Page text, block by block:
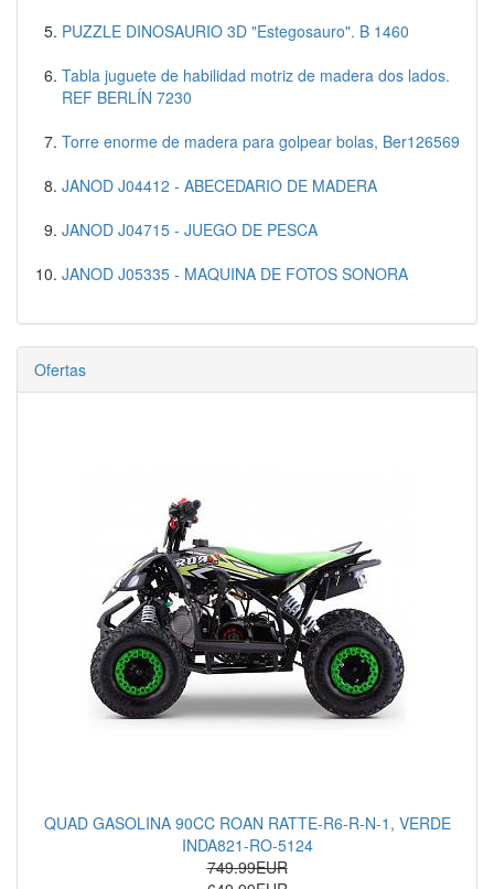
PUZZLE DINOSAURIO 3D "Estegosauro". B 1460
Tabla juguete de habilidad motriz de madera dos lados.
REF BERLÍN 7230
Torre enorme de madera para golpear bolas, Ber126569
JANOD J04412 - ABECEDARIO DE MADERA
JANOD J04715 - JUEGO DE PESCA
JANOD J05335 - MAQUINA DE FOTOS SONORA
Ofertas
QUAD GASOLINA 90CC ROAN RATTE-R6-R-N-1, VERDE
INDA821-RO-5124
749.99EUR